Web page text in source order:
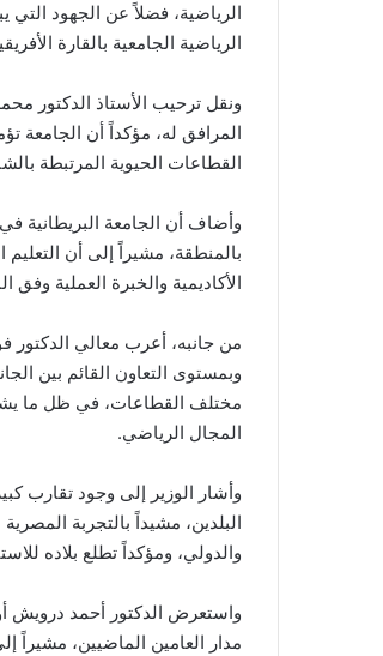
الرياضية، فضلاً عن الجهود التي
الرياضية الجامعية بالقارة
ونقل ترحيب الأستاذ الدكتور
المرافق له، مؤكداً أن الجامعة
القطاعات الحيوية المرتبطة
وأضاف أن الجامعة البريطانية
بالمنطقة، مشيراً إلى أن
الأكاديمية والخبرة العملية وفق
من جانبه، أعرب معالي الدكتور
وبمستوى التعاون القائم بين
مختلف القطاعات، في ظل ما
المجال الرياضي.
وأشار الوزير إلى وجود تقارب
البلدين، مشيداً بالتجربة
والدولي، ومؤكداً تطلع بلاده
واستعرض الدكتور أحمد درويش
مدار العامين الماضيين، مشيراً